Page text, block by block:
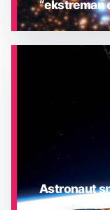
“ekstreman
Astronaut
vratiti